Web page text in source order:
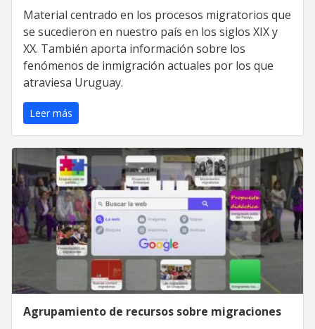
Material centrado en los procesos migratorios que
se sucedieron en nuestro país en los siglos XIX y
XX. También aporta información sobre los
fenómenos de inmigración actuales por los que
atraviesa Uruguay.
Leer más
Agrupamiento de recursos sobre migraciones